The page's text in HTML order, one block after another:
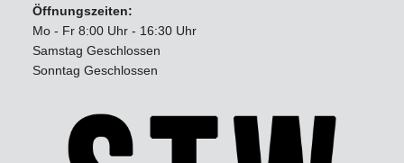
Öffnungszeiten:
Mo - Fr 8:00 Uhr - 16:30 Uhr
Samstag Geschlossen
Sonntag Geschlossen